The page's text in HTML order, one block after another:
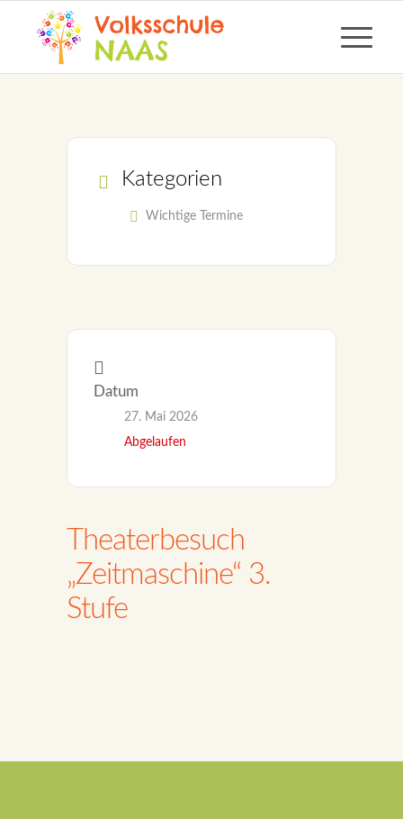
Kategorien
Wichtige Termine
Datum
27. Mai 2026
Abgelaufen
Theaterbesuch
„Zeitmaschine“ 3.
Stufe